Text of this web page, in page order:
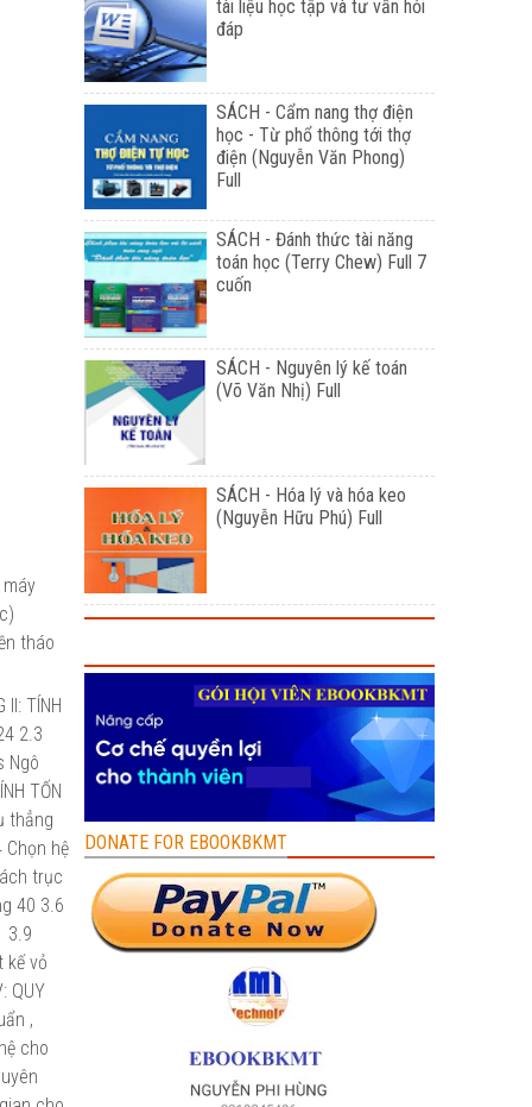
máy
tháo
TÍNH
2.3
Ngô
TỐN
thẳng
hệ
trục
40 3.6
3.9
kế vỏ
QUY
,
cho
tài liệu học tập và tư vấn hỏi
đáp
SÁCH - Cẩm nang thợ điện
học - Từ phổ thông tới thợ
điện (Nguyễn Văn Phong)
Full
SÁCH - Đánh thức tài năng
toán học (Terry Chew) Full 7
cuốn
SÁCH - Nguyên lý kế toán
(Võ Văn Nhị) Full
SÁCH - Hóa lý và hóa keo
(Nguyễn Hữu Phú) Full
DONATE FOR EBOOKBKMT